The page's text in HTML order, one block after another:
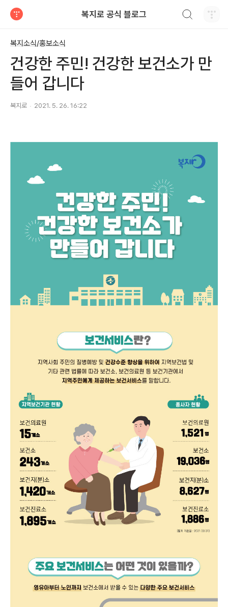
복지로 공식 블로그
복지소식/홍보소식
건강한 주민! 건강한 보건소가 만
들어 갑니다
복지로 2021. 5. 26. 16:22